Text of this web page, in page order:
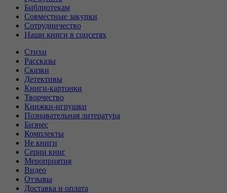
Библиотекам
Совместные закупки
Сотрудничество
Наши книги в соцсетях
Стихи
Рассказы
Сказки
Детективы
Книги-картонки
Творчество
Книжки-игрушки
Познавательная литература
Бизнес
Комплекты
Не книги
Серии книг
Мероприятия
Видео
Отзывы
Доставка и оплата